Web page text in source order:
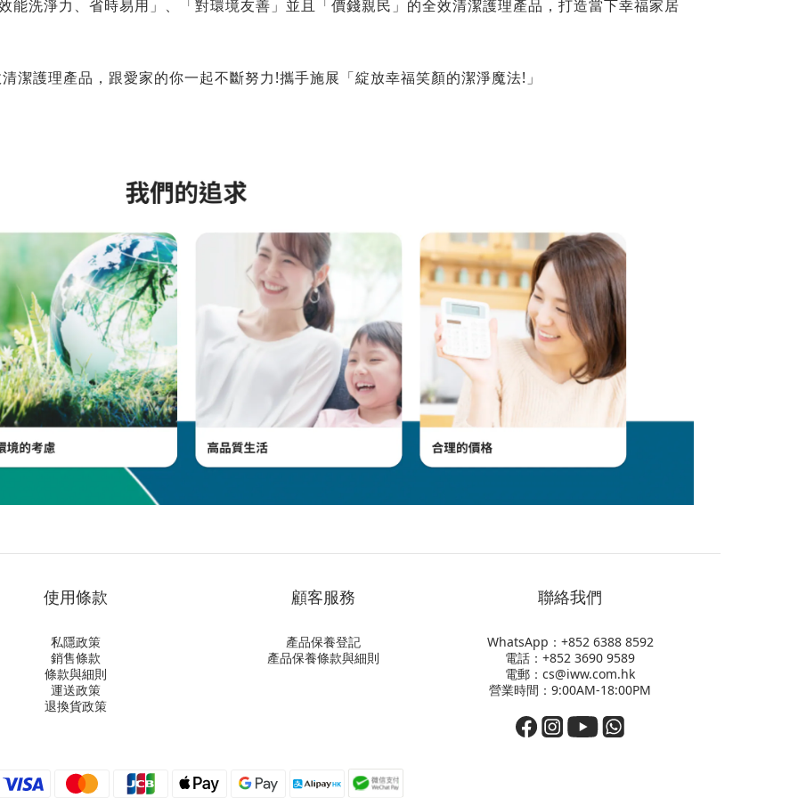
洗淨力、省時易用」、「對環境友善」並且「價錢親民」的全效清潔護理產品，打造當下幸福家居
潔護理產品，跟愛家的你一起不斷努力!攜手施展「綻放幸福笑顏的潔淨魔法!」
使用條款
私隱政策
銷售條款
條款與細則
運送政策
退換貨政策
顧客服務
產品保養登記
產品保養條款與細則
聯絡我們
WhatsApp：+852 6388 8592
電話：+852 3690 9589
電郵：cs@iww.com.hk
營業時間：9:00AM-18:00PM